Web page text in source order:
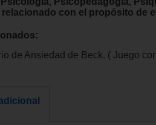
con el propósito de
de Ansiedad de Beck. ( Juego